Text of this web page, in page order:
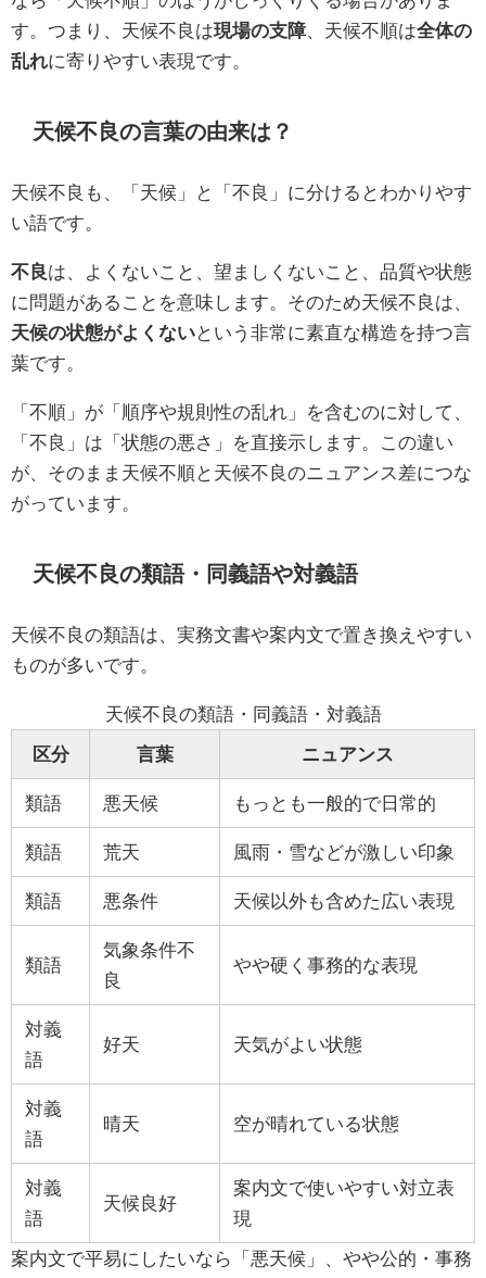
す。つまり、天候不良は現場の支障、天候不順は全体の
乱れに寄りやすい表現です。
天候不良の言葉の由来は？
天候不良も、「天候」と「不良」に分けるとわかりやす
い語です。
不良は、よくないこと、望ましくないこと、品質や状態
に問題があることを意味します。そのため天候不良は、
天候の状態がよくないという非常に素直な構造を持つ言
葉です。
「不順」が「順序や規則性の乱れ」を含むのに対して、
「不良」は「状態の悪さ」を直接示します。この違い
が、そのまま天候不順と天候不良のニュアンス差につな
がっています。
天候不良の類語・同義語や対義語
天候不良の類語は、実務文書や案内文で置き換えやすい
ものが多いです。
天候不良の類語・同義語・対義語
区分 言葉 ニュアンス
類語 悪天候 もっとも一般的で日常的
類語 荒天 風雨・雪などが激しい印象
類語 悪条件 天候以外も含めた広い表現
類語
気象条件不
良
やや硬く事務的な表現
対義
語
好天 天気がよい状態
対義
語
晴天 空が晴れている状態
対義
語
天候良好
案内文で使いやすい対立表
現
案内文で平易にしたいなら「悪天候」、やや公的・事務